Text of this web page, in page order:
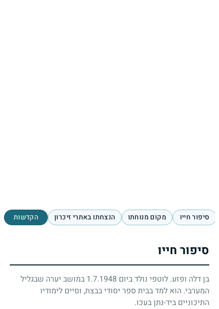
סיפור חייו מקום מנוחתו הנצחתו באתרי זיכרון הקדשות
סיפור חייו
בן דלה ופזע. לוטפי נולד ביום 1.7.1948 במושב יערה שבגליל
המערבי. הוא למד בבית ספר יסודי בבצת, וסיים לימודיו
התיכוניים ביד-נתן בעכו.